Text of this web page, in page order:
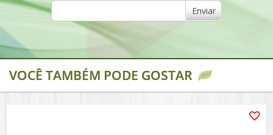
Enviar
VOCÊ TAMBÉM PODE GOSTAR